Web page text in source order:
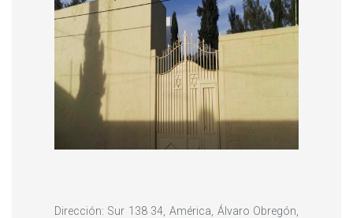
Dirección: Sur 138 34, América, Álvaro Obregón,